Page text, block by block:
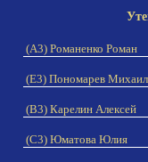
(A3) Романенко Роман
(E3) Пономарев
(B3) Карелин Алексей
(C3) Юматова Юлия